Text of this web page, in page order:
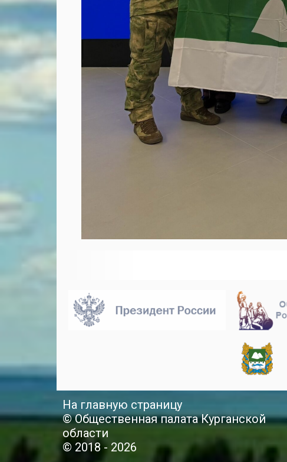
На главную страницу
© Общественная палата Курганской
области
© 2018 - 2026